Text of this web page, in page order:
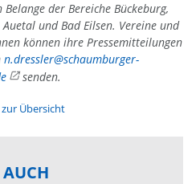
der Bereiche Bückeburg,
und Bad Eilsen. Vereine und
können ihre Pressemitteilungen
n.dressler@schaumburger-
senden.
Übersicht